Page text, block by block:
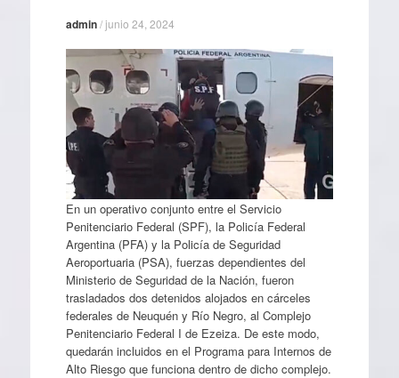
admin/junio 24, 2024
En un operativo conjunto entre el Servicio
Penitenciario Federal (SPF), la Policía Federal
Argentina (PFA) y la Policía de Seguridad
Aeroportuaria (PSA), fuerzas dependientes del
Ministerio de Seguridad de la Nación, fueron
trasladados dos detenidos alojados en cárceles
federales de Neuquén y Río Negro, al Complejo
Penitenciario Federal I de Ezeiza. De este modo,
quedarán incluidos en el Programa para Internos de
Alto Riesgo que funciona dentro de dicho complejo.